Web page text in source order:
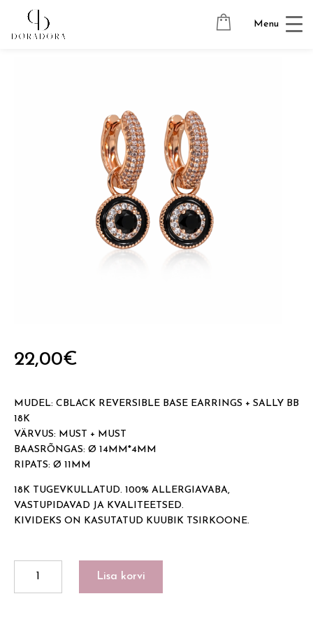
Menu
Avaleht Ripatsitega kõrvarõngad
→
BLACK REVERSIBLE BASE EARRINGS + SALLY BB 18K
22,00€
MUDEL: CBLACK REVERSIBLE BASE EARRINGS + SALLY BB
18K
VÄRVUS: MUST + MUST
BAASRÕNGAS: Ø 14MM*4MM
RIPATS: Ø 11MM
18K TUGEVKULLATUD. 100% ALLERGIAVABA,
VASTUPIDAVAD JA KVALITEETSED.
KIVIDEKS ON KASUTATUD KUUBIK TSIRKOONE.
Lisa korvi